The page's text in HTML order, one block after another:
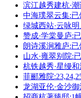
滨江越秀建杭·潮
中海璞翠云集:已
绿城西站·云咏
赞成·学棠曼庐:
朗诗溪涧雅庐:已
山水·雍翠别院:
杭铁越秀·星缦
菲郦雅院
龙湖亚伦·金沙